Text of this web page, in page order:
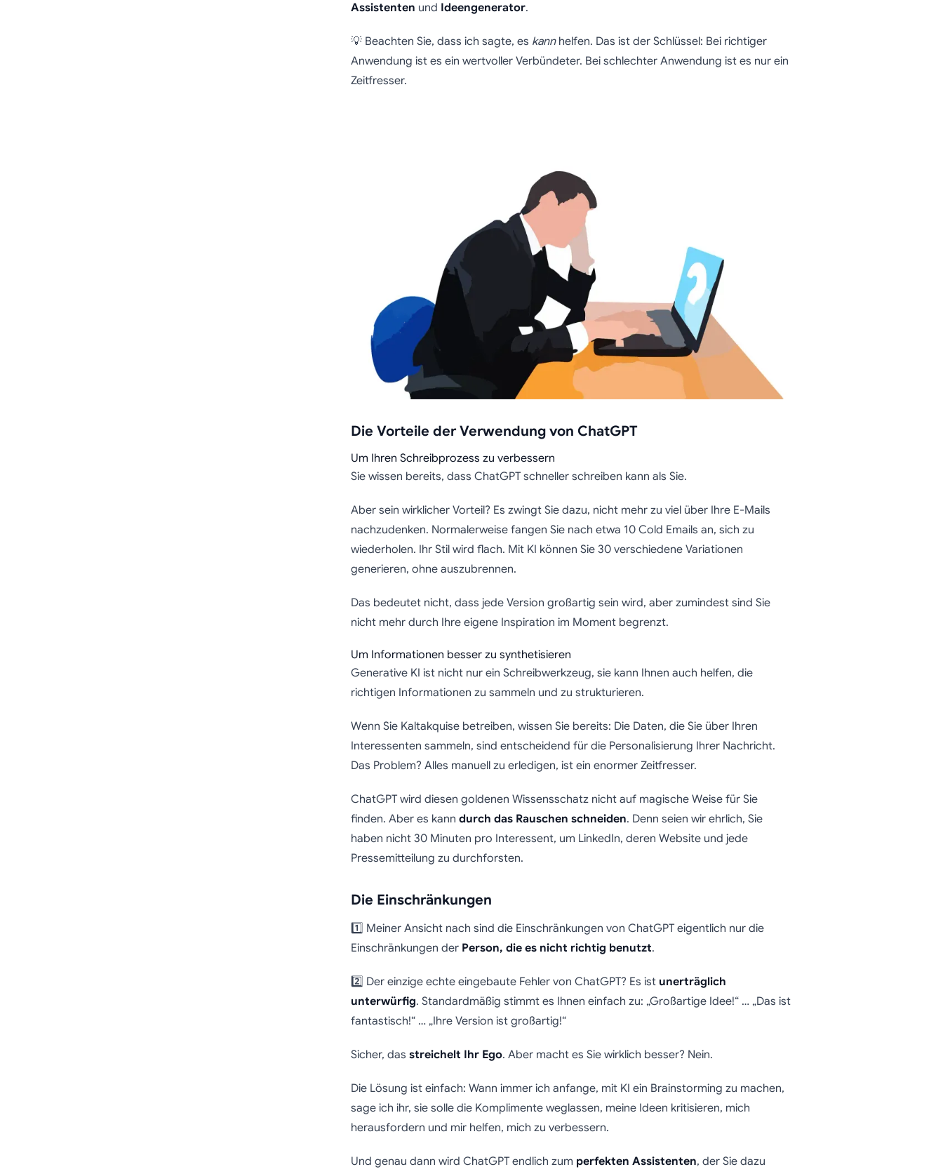
Assistenten und Ideengenerator.
💡 Beachten Sie, dass ich sagte, es kannhelfen. Das ist der Schlüssel: Bei richtiger
Anwendung ist es ein wertvoller Verbündeter. Bei schlechter Anwendung ist es nur ein
Zeitfresser.
Die Vorteile der Verwendung von ChatGPT
Um Ihren Schreibprozess zu verbessern
Sie wissen bereits, dass ChatGPT schneller schreiben kann als Sie.
Aber sein wirklicher Vorteil? Es zwingt Sie dazu, nicht mehr zu viel über Ihre E-Mails
nachzudenken. Normalerweise fangen Sie nach etwa 10 Cold Emails an, sich zu
wiederholen. Ihr Stil wird flach. Mit KI können Sie 30 verschiedene Variationen
generieren, ohne auszubrennen.
Das bedeutet nicht, dass jede Version großartig sein wird, aber zumindest sind Sie
nicht mehr durch Ihre eigene Inspiration im Moment begrenzt.
Um Informationen besser zu synthetisieren
Generative KI ist nicht nur ein Schreibwerkzeug, sie kann Ihnen auch helfen, die
richtigen Informationen zu sammeln und zu strukturieren.
Wenn Sie Kaltakquise betreiben, wissen Sie bereits: Die Daten, die Sie über Ihren
Interessenten sammeln, sind entscheidend für die Personalisierung Ihrer Nachricht.
Das Problem? Alles manuell zu erledigen, ist ein enormer Zeitfresser.
ChatGPT wird diesen goldenen Wissensschatz nicht auf magische Weise für Sie
finden. Aber es kann durch das Rauschen schneiden. Denn seien wir ehrlich, Sie
haben nicht 30 Minuten pro Interessent, um LinkedIn, deren Website und jede
Pressemitteilung zu durchforsten.
Die Einschränkungen
1️⃣ Meiner Ansicht nach sind die Einschränkungen von ChatGPT eigentlich nur die
Einschränkungen der Person, die es nicht richtig benutzt.
2️⃣ Der einzige echte eingebaute Fehler von ChatGPT? Es ist unerträglich
unterwürfig. Standardmäßig stimmt es Ihnen einfach zu: „Großartige Idee!“ … „Das ist
fantastisch!“ … „Ihre Version ist großartig!“
Sicher, das streichelt Ihr Ego. Aber macht es Sie wirklich besser? Nein.
Die Lösung ist einfach: Wann immer ich anfange, mit KI ein Brainstorming zu machen,
sage ich ihr, sie solle die Komplimente weglassen, meine Ideen kritisieren, mich
herausfordern und mir helfen, mich zu verbessern.
Und genau dann wird ChatGPT endlich zum perfekten Assistenten, der Sie dazu